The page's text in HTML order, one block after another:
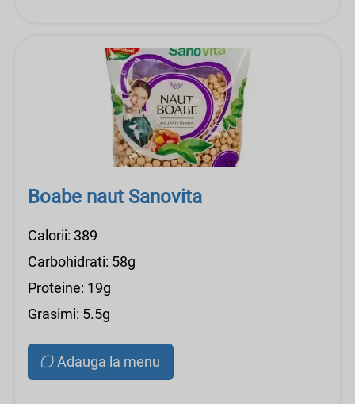
Boabe naut Sanovita
Calorii: 389
Carbohidrati: 58g
Proteine: 19g
Grasimi: 5.5g
Adauga la menu